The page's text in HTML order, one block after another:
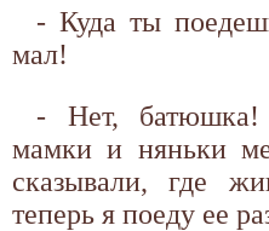
- Куда ты
мал!
- Нет,
мамки и няньки
сказывали, где
теперь я поеду ее